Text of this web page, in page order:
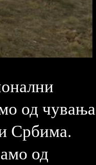
од чувања
Србима.
од